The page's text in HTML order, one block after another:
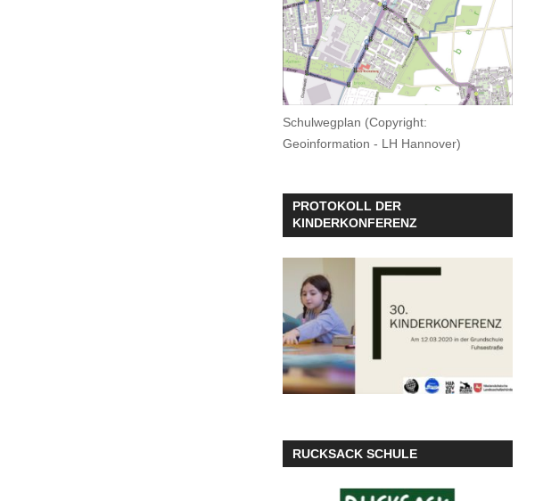
Schulwegplan (Copyright:
Geoinformation - LH Hannover)
PROTOKOLL DER
KINDERKONFERENZ
RUCKSACK SCHULE